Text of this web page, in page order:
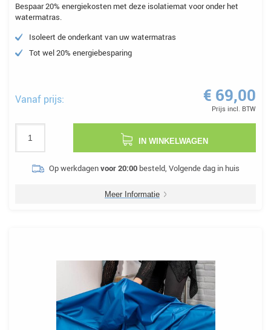
Bespaar 20% energiekosten met deze isolatiemat voor onder het
watermatras.
Isoleert de onderkant van uw watermatras
Tot wel 20% energiebesparing
Vanaf prijs: € 69,00
Prijs incl. BTW
IN WINKELWAGEN
Op werkdagenvoor 20:00besteld, Volgende dag in huis
Meer Informatie